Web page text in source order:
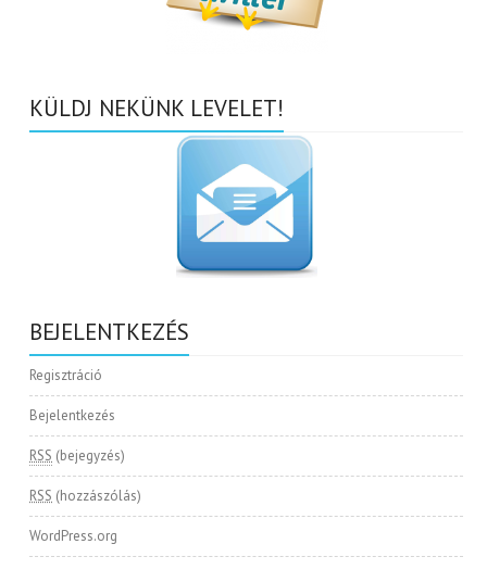
KÜLDJ NEKÜNK LEVELET!
BEJELENTKEZÉS
Regisztráció
Bejelentkezés
RSS (bejegyzés)
RSS (hozzászólás)
WordPress.org